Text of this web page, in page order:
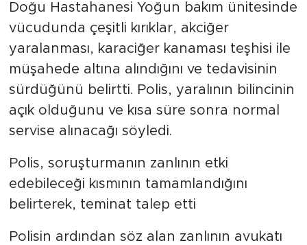
Doğu Hastahanesi Yoğun bakım ünitesinde
vücudunda çeşitli kırıklar, akciğer
yaralanması, karaciğer kanaması teşhisi ile
müşahede altına alındığını ve tedavisinin
sürdüğünü belirtti. Polis, yaralının bilincinin
açık olduğunu ve kısa süre sonra normal
servise alınacağı söyledi.
Polis, soruşturmanın zanlının etki
edebileceği kısmının tamamlandığını
belirterek, teminat talep etti
Polisin ardından söz alan zanlının avukatı